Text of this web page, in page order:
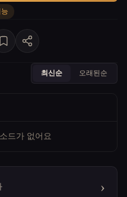
최신순 오래된순
드가 없어요
›